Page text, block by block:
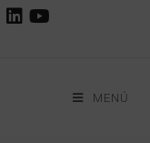
MENÚ